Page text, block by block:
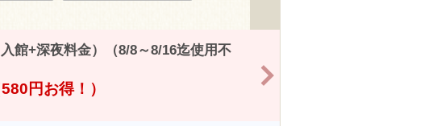
館+深夜料金）（8/8～8/16迄使用不
円お得！）